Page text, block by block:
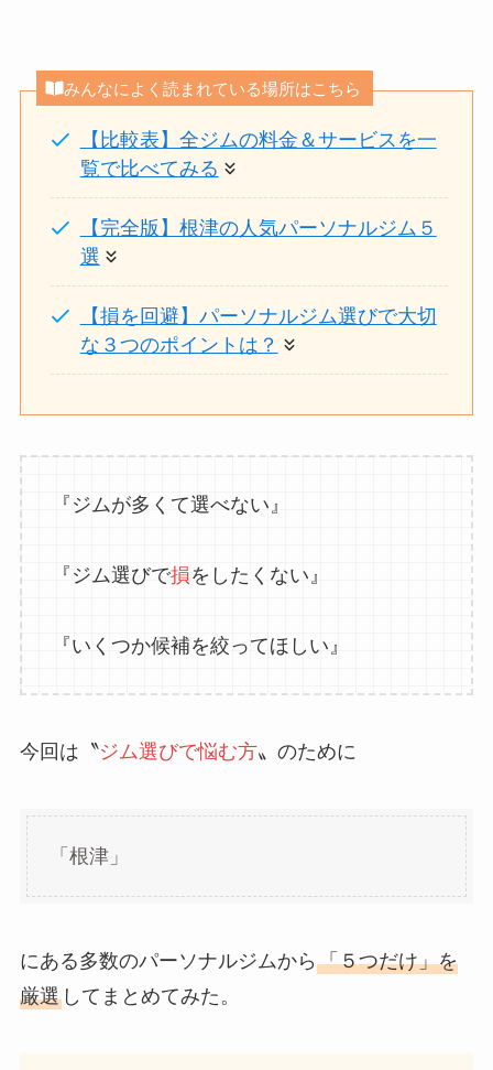
みんなによく読まれている場所はこちら
【比較表】全ジムの料金＆サービスを一
覧で比べてみる
【完全版】根津の人気パーソナルジム５
選
【損を回避】パーソナルジム選びで大切
な３つのポイントは？
『ジムが多くて選べない』
『ジム選びで損をしたくない』
『いくつか候補を絞ってほしい』
今回は〝ジム選びで悩む方〟のために
「根津」
にある多数のパーソナルジムから 「５つだけ」を
厳選してまとめてみた。